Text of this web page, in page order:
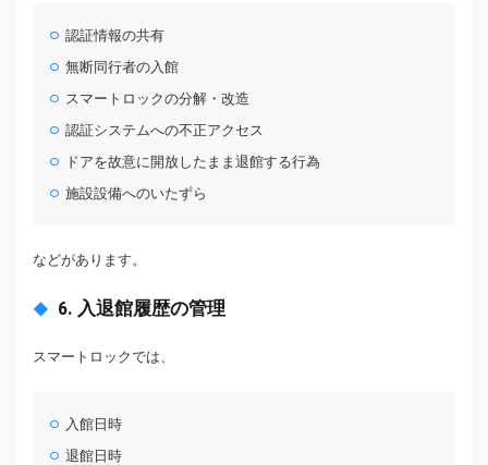
認証情報の共有
無断同行者の入館
スマートロックの分解・改造
認証システムへの不正アクセス
ドアを故意に開放したまま退館する行為
施設設備へのいたずら
などがあります。
6. 入退館履歴の管理
スマートロックでは、
入館日時
退館日時